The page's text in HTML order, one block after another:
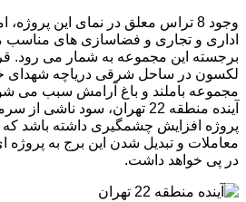
وجود 8 تراس معلق در نمای این
اداری و تجاری و فضاسازی های
برجسته این مجموعه به شمار می رود.
لکسون در ساحل شرقی دریاچه شهدای
مجموعه باملند و باغ آرامش سبب می شود
آینده منطقه 22 تهران، سود
پروژه افزایش چشمگیری داشته باشد که
معاملات و تبدیل شدن این برج به
در پی خواهد داشت.